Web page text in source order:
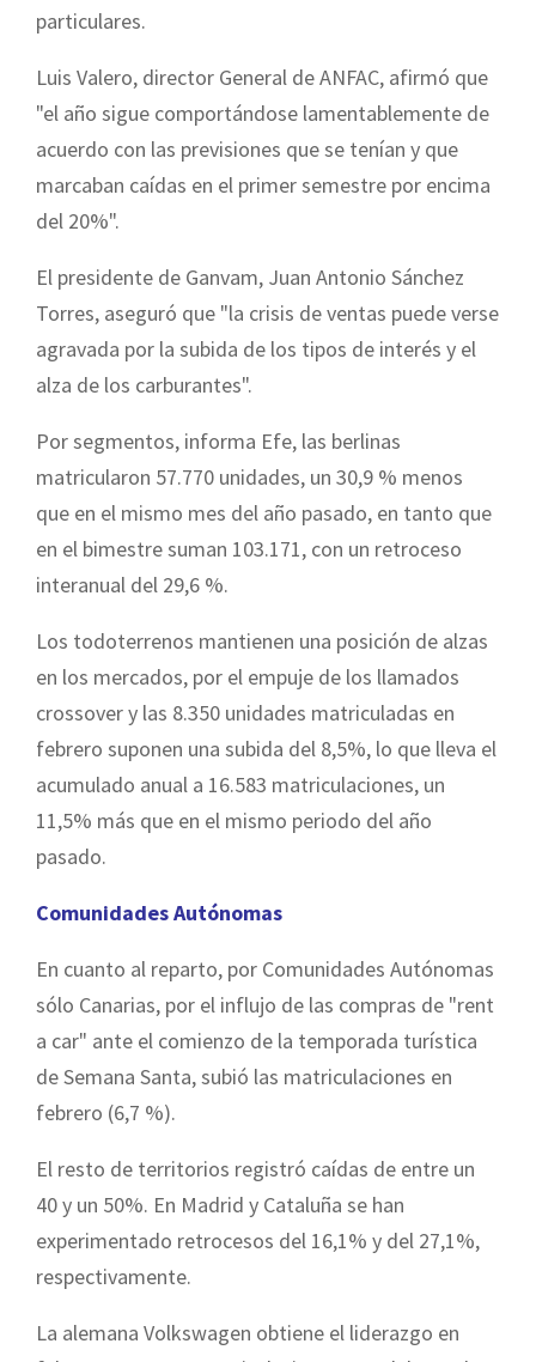
particulares.
Luis Valero, director General de ANFAC, afirmó que
"el año sigue comportándose lamentablemente de
acuerdo con las previsiones que se tenían y que
marcaban caídas en el primer semestre por encima
del 20%".
El presidente de Ganvam, Juan Antonio Sánchez
Torres, aseguró que "la crisis de ventas puede verse
agravada por la subida de los tipos de interés y el
alza de los carburantes".
Por segmentos, informa Efe, las berlinas
matricularon 57.770 unidades, un 30,9 % menos
que en el mismo mes del año pasado, en tanto que
en el bimestre suman 103.171, con un retroceso
interanual del 29,6 %.
Los todoterrenos mantienen una posición de alzas
en los mercados, por el empuje de los llamados
crossover y las 8.350 unidades matriculadas en
febrero suponen una subida del 8,5%, lo que lleva el
acumulado anual a 16.583 matriculaciones, un
11,5% más que en el mismo periodo del año
pasado.
Comunidades Autónomas
En cuanto al reparto, por Comunidades Autónomas
sólo Canarias, por el influjo de las compras de "rent
a car" ante el comienzo de la temporada turística
de Semana Santa, subió las matriculaciones en
febrero (6,7 %).
El resto de territorios registró caídas de entre un
40 y un 50%. En Madrid y Cataluña se han
experimentado retrocesos del 16,1% y del 27,1%,
respectivamente.
La alemana Volkswagen obtiene el liderazgo en